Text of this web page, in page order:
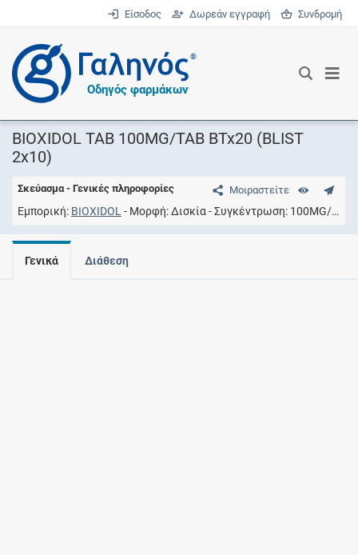
Είσοδος Δωρεάν εγγραφή Συνδρομή
®
Οδηγός φαρμάκων
BIOXIDOL TAB 100MG/TAB BTx20 (BLIST
2x10)
Μοιραστείτε
Σκεύασμα - Γενικές πληροφορίες
Εμπορική BIOXIDOL Μορφή Δισκία Συγκέντρωση 100MG/TAB
Γενικά Διάθεση